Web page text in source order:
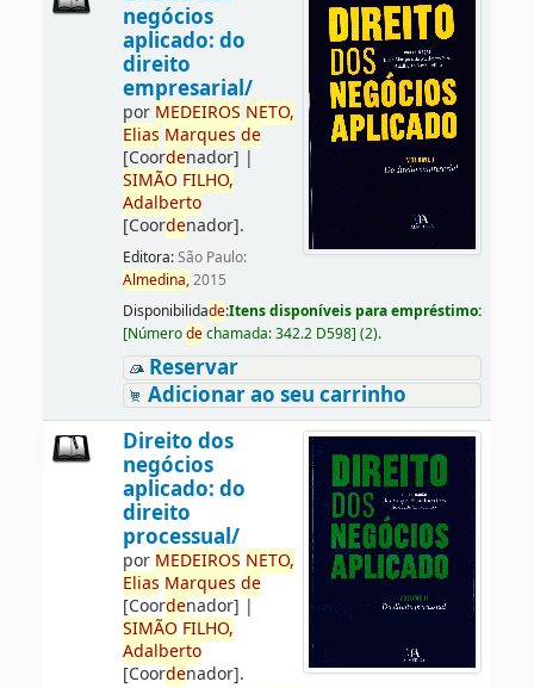
negócios
aplicado: do
direito
empresarial/
por MEDEIROS NETO,
Elias Marques de
[Coordenador] |
SIMÃO FILHO,
Adalberto
[Coordenador].
Editora:São Paulo:
Almedina,2015
Disponibilidade:Itens disponíveis para empréstimo:
[Númerodechamada:342.2 D598] (2).
Reservar
Adicionar ao seu carrinho
Direito dos
negócios
aplicado: do
direito
processual/
por MEDEIROS NETO,
Elias Marques de
[Coordenador] |
SIMÃO FILHO,
Adalberto
[Coordenador].